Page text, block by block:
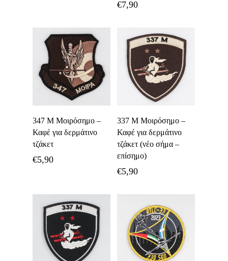
€7,90
Προσθήκη Στο
Καλάθι
347 Μ Μοιρόσημο –
Καφέ για δερμάτινο
τζάκετ
€5,90
Προσθήκη Στο
Καλάθι
337 Μ Μοιρόσημο –
Καφέ για δερμάτινο
τζάκετ (νέο σήμα –
επίσημο)
€5,90